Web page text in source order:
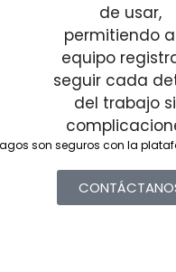
son seguros con la